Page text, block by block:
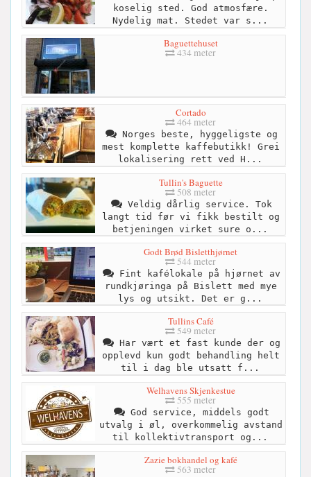
koselig sted. God atmosfære.
Nydelig mat. Stedet var s...
Baguettehuset
434 meter
Cortado
464 meter
Norges beste, hyggeligste og
mest komplette kaffebutikk! Grei
lokalisering rett ved H...
Tullin's Baguette
508 meter
Veldig dårlig service. Tok
langt tid før vi fikk bestilt og
betjeningen virket sure o...
Godt Brød Bisletthjørnet
544 meter
Fint kafélokale på hjørnet av
rundkjøringa på Bislett med mye
lys og utsikt. Det er g...
Tullins Café
549 meter
Har vært et fast kunde der og
opplevd kun godt behandling helt
til i dag ble utsatt f...
Welhavens Skjenkestue
555 meter
God service, middels godt
utvalg i øl, overkommelig avstand
til kollektivtransport og...
Zazie bokhandel og kafé
563 meter